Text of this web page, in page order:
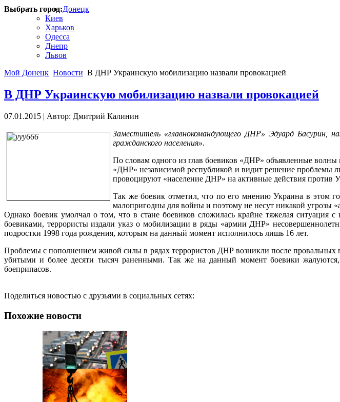
Выбрать город:Донецк
Киев
Харьков
Одесса
Днепр
Львов
Мой Донецк Новости В ДНР Украинскую мобилизацию назвали провокацией
В ДНР Украинскую мобилизацию назвали провокацией
07.01.2015 | Автор: Дмитрий Калинин
Заместитель «главнокомандующего ДНР» Эдуард Басурин,
гражданского населения».
По словам одного из глав боевиков «ДНР» объявленные волны
«ДНР» независимой республикой и видит решение проблемы
провоцируют «население ДНР» на активные действия против
Так же боевик отметил, что по его мнению Украина в этом
малопригодны для войны и поэтому не несут никакой угрозы
Однако боевик умолчал о том, что в стане боевиков сложилась крайне тяжелая
боевиками, террористы издали указ о мобилизации в ряды «армии ДНР»
подростки 1998 года рождения, которым на данный момент исполнилось лишь 16 лет.
Проблемы с пополнением живой силы в рядах террористов ДНР возникли после провальных
убитыми и более десяти тысяч раненными. Так же на данный момент боевики
боеприпасов.
Поделиться новостью с друзьями в социальных сетях:
Похожие новости